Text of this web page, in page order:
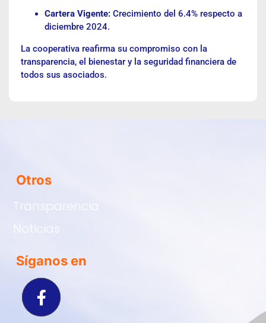
Cartera Vigente: Crecimiento del 6.4% respecto a
diciembre 2024.
La cooperativa reafirma su compromiso con la
transparencia, el bienestar y la seguridad financiera de
todos sus asociados.
Otros
Transparencia
Noticias
Síganos en